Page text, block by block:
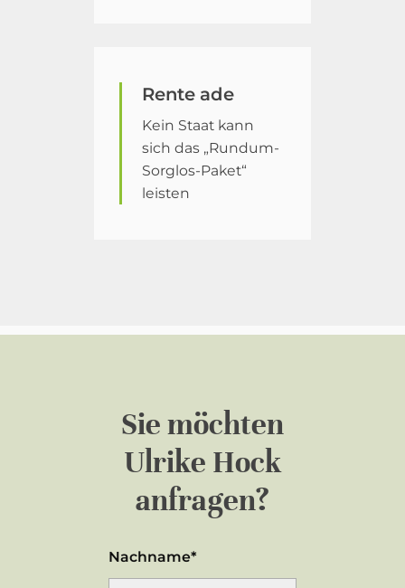
Rente ade
Kein Staat kann
sich das „Rundum-
Sorglos-Paket“
leisten
Sie möchten
Ulrike Hock
anfragen?
Nachname*